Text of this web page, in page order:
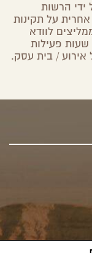
ידי הרשות
על תקינות
לוודא
פעילות
אירוע / בית עסק.